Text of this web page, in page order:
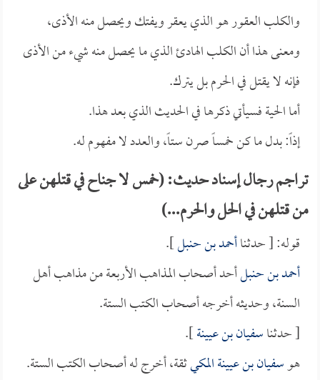
والكلب العقور هو الذي يعقر ويفتك ويحصل منه الأذى،
ومعنى هذا أن الكلب الهادئ الذي ما يحصل منه شيء من الأذى
فإنه لا يقتل في الحرم بل يترك.
أما الحية فسيأتي ذكرها في الحديث الذي بعد هذا.
إذاً: بدل ما كن خمساً صرن ستاً، والعدد لا مفهوم له.
تراجم رجال إسناد حديث: (خمس لا جناح في قتلهن على
من قتلهن في الحل والحرم...)
قوله: [ حدثناأحمد بن حنبل].
أحمد بن حنبلأحد أصحاب المذاهب الأربعة من مذاهب أهل
السنة، وحديثه أخرجه أصحاب الكتب الستة.
[ حدثناسفيان بن عيينة].
هوسفيان بن عيينة المكيثقة، أخرج له أصحاب الكتب الستة.